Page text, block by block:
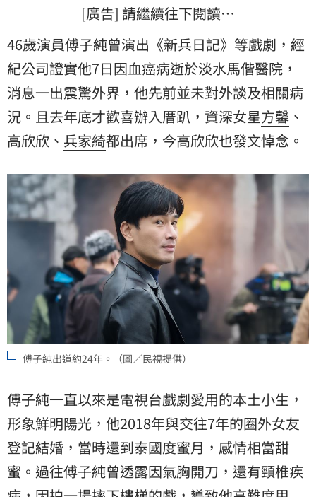
[廣告] 請繼續往下閱讀…
46歲演員傅子純曾演出《新兵日記》等戲劇，經
紀公司證實他7日因血癌病逝於淡水馬偕醫院，
消息一出震驚外界，他先前並未對外談及相關病
況。且去年底才歡喜辦入厝趴，資深女星方馨 、
高欣欣 、 兵家綺都出席，今高欣欣也發文悼念。
傅子純出道約24年。（圖／民視提供）
傅子純一直以來是電視台戲劇愛用的本土小生，
形象鮮明陽光，他2018年與交往7年的圈外女友
登記結婚，當時還到泰國度蜜月，感情相當甜
蜜。過往傅子純曾透露因氣胸開刀，還有頸椎疾